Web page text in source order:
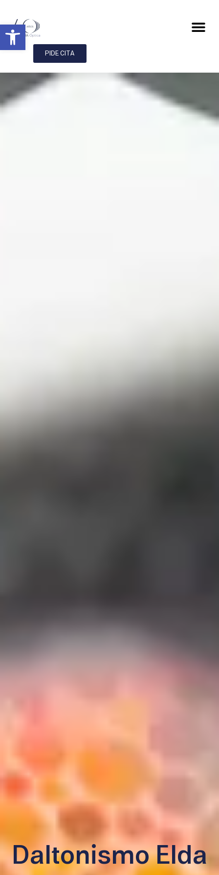
PIDE CITA
Daltonismo Elda
Abrir barra de herramientas